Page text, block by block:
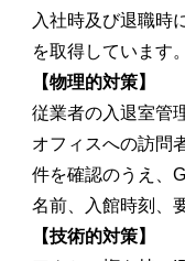
入社時及び退職時
を取得しています。
【物理的対策】
従業者の入退室管
オフィスへの訪問
件を確認のうえ、
名前、入館時刻、
【技術的対策】